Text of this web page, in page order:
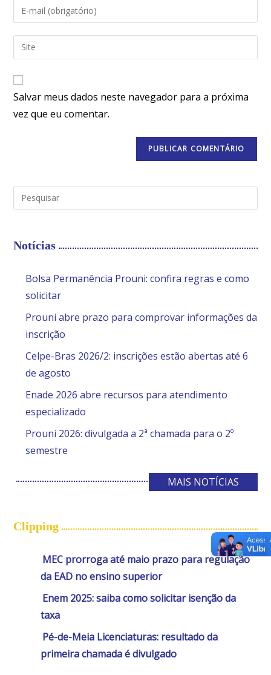
Salvar meus dados neste navegador para a próxima
vez que eu comentar.
Notícias
Bolsa Permanência Prouni: confira regras e como
solicitar
Prouni abre prazo para comprovar informações da
inscrição
Celpe-Bras 2026/2: inscrições estão abertas até 6
de agosto
Enade 2026 abre recursos para atendimento
especializado
Prouni 2026: divulgada a 2ª chamada para o 2º
semestre
MAIS NOTÍCIAS
Clipping
MEC prorroga até maio prazo para regulação
da EAD no ensino superior
Enem 2025: saiba como solicitar isenção da
taxa
Pé-de-Meia Licenciaturas: resultado da
primeira chamada é divulgado